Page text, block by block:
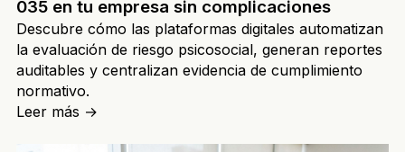
035 en tu empresa sin complicaciones
Descubre cómo las plataformas digitales automatizan
la evaluación de riesgo psicosocial, generan reportes
auditables y centralizan evidencia de cumplimiento
normativo.
Leer más →